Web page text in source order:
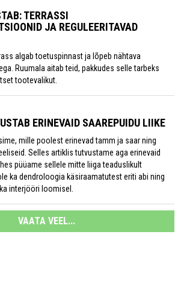
TERRASSI
JA REGULEERITAVAD
algab toetuspinnast ja lõpeb nähtava
Ruumala aitab teid, pakkudes selle tarbeks
tootevalikut.
ERINEVAID SAAREPUIDU LIIKE
mille poolest erinevad tamm ja saar ning
Selles artiklis tutvustame aga erinevaid
püüame sellele mitte liiga teaduslikult
ka dendroloogia käsiraamatutest eriti abi ning
interjööri loomisel.
VAATA VEEL...